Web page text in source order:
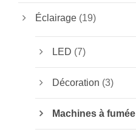
Éclairage (19)
LED (7)
Décoration (3)
Machines à fumée